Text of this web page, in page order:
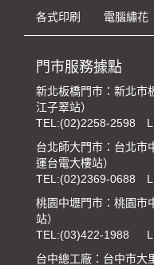
各式印刷 電腦繡花
門市服務據點
新北板橋門市：新北市
江子翠站）
TEL:(02)2258-2598
台北師大門市：台北市
運台電大樓站）
TEL:(02)2369-0688
桃園中壢門市：桃園市
站）
TEL:(03)422-1988
台中總工廠：台中市大